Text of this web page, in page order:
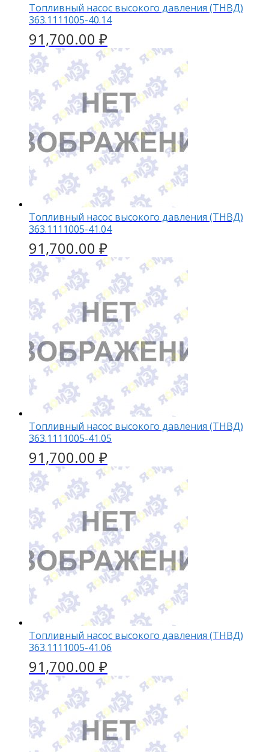
Топливный насос высокого давления (ТНВД)
363.1111005-40.14
91,700.00 ₽
Топливный насос высокого давления (ТНВД)
363.1111005-41.04
91,700.00 ₽
Топливный насос высокого давления (ТНВД)
363.1111005-41.05
91,700.00 ₽
Топливный насос высокого давления (ТНВД)
363.1111005-41.06
91,700.00 ₽